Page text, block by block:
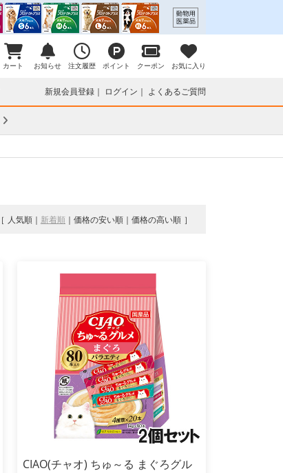
カート お知らせ 注文履歴 ポイント クーポン お気に入り
新規会員登録 ログイン よくあるご質問
人気順 新着順 価格の安い順 価格の高い順
CIAO(チャオ) ちゅ～る まぐろグル